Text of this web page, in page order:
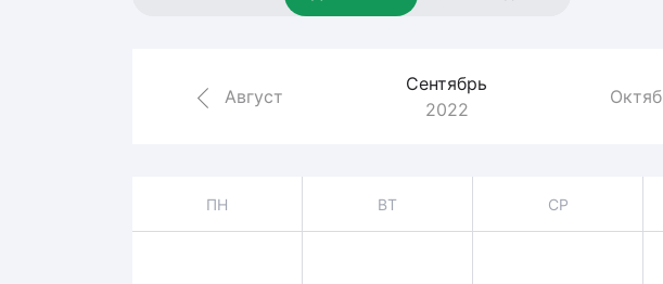
Локомотив
Август
Сентябрь
2022
ПН ВТ СР